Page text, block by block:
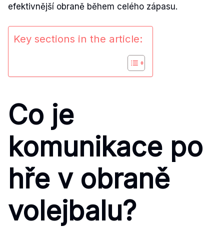
efektivnější obraně během celého zápasu.
Key sections in the article:
Co je
komunikace po
hře v obraně
volejbalu?